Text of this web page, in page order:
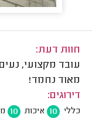
חוות דעת:
עובד מקצועי,
מאוד נחמד!
דירוגים:
כללי 10 איכות 10